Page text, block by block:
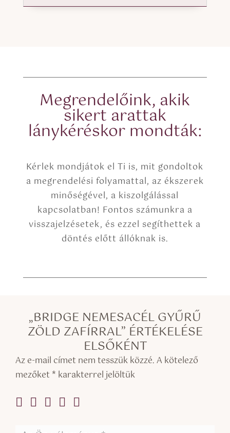
Megrendelőink, akik
sikert arattak
lánykéréskor mondták:
Kérlek mondjátok el Ti is, mit gondoltok
a megrendelési folyamattal, az ékszerek
minőségével, a kiszolgálással
kapcsolatban! Fontos számunkra a
visszajelzésetek, és ezzel segíthettek a
döntés előtt állóknak is.
„BRIDGE NEMESACÉL GYŰRŰ
ZÖLD ZAFÍRRAL” ÉRTÉKELÉSE
ELSŐKÉNT
Az e-mail címet nem tesszük közzé.A kötelező
mezőket * karakterrel jelöltük